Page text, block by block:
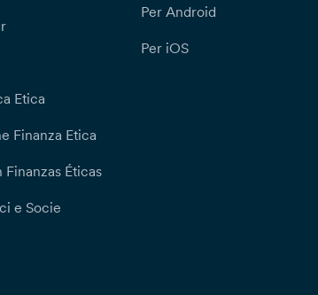
Etica
Finanza Etica
Finanzas Éticas
e Socie
Per Android
Per iOS